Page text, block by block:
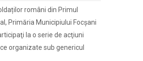
români din Primul
Primăria Municipiului Focșani
la o serie de acţiuni
organizate sub genericul